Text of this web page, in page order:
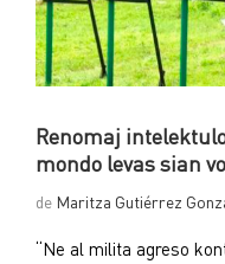
Renomaj
mondo levas sian
de Maritza Gutiérrez
“Ne al milita agreso